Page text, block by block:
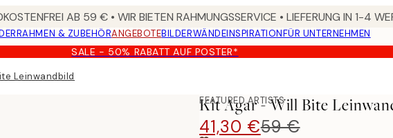
AB 59 € • WIR BIETEN RAHMUNGSSERVICE • LIEFERUNG IN 1-4
RAHMEN & ZUBEHÖRANGEBOTEBILDERWÄNDEINSPIRATIONFÜR UNTERNEHMEN
SALE - 50% RABATT AUF POSTER*
Leinwandbild
FEATURED ARTISTS
Kit Agar - Will Bite
41,30 €59 €